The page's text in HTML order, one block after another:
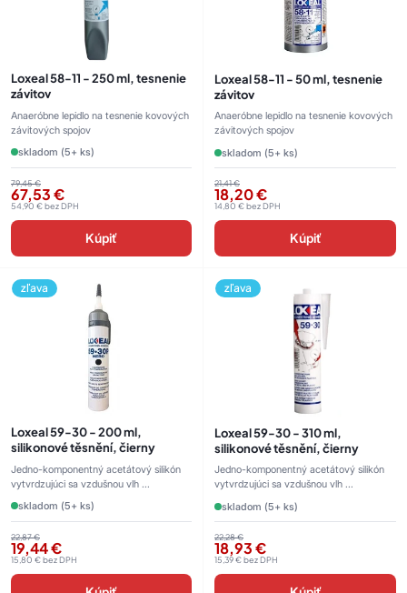
Loxeal 58-11 - 250 ml, tesnenie
závitov
Anaeróbne lepidlo na tesnenie kovových
závitových spojov
skladom (5+ ks)
79,45€
67,53€
54,90 €bez DPH
Kúpiť
Loxeal 58-11 - 50 ml, tesnenie
závitov
Anaeróbne lepidlo na tesnenie kovových
závitových spojov
skladom (5+ ks)
21,41€
18,20€
14,80 €bez DPH
Kúpiť
zľava
Loxeal 59-30 - 200 ml,
silikonové těsnění, čierny
Jedno-komponentný acetátový silikón
vytvrdzujúci sa vzdušnou vlh ...
skladom (5+ ks)
22,87€
19,44€
15,80 €bez DPH
zľava
Loxeal 59-30 - 310 ml,
silikonové těsnění, čierny
Jedno-komponentný acetátový silikón
vytvrdzujúci sa vzdušnou vlh ...
skladom (5+ ks)
22,28€
18,93€
15,39€bez DPH